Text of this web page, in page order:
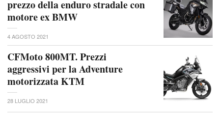
prezzo della enduro stradale con
motore ex BMW
4 AGOSTO 2021
CFMoto 800MT. Prezzi
aggressivi per la Adventure
motorizzata KTM
28 LUGLIO 2021